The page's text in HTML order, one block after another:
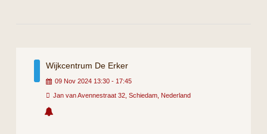
Wijkcentrum De Erker
09 Nov 2024 13:30- 17:45
Jan van Avennestraat 32, Schiedam, Nederland